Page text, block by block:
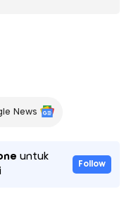
News
untuk
Follow